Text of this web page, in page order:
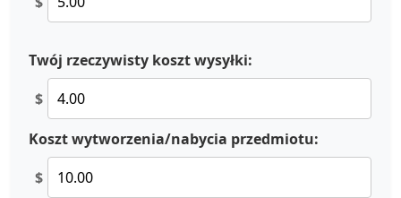
Twój rzeczywisty koszt wysyłki:
$
Koszt wytworzenia/nabycia przedmiotu:
$